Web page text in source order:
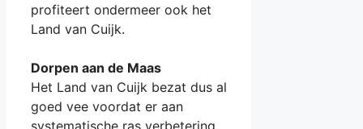
profiteert ondermeer ook het
Land van Cuijk.
Dorpen aan de Maas
Het Land van Cuijk bezat dus al
goed vee voordat er aan
systematische ras verbetering